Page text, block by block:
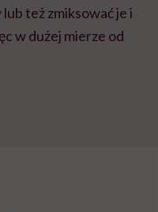
też zmiksować je i
w dużej mierze od